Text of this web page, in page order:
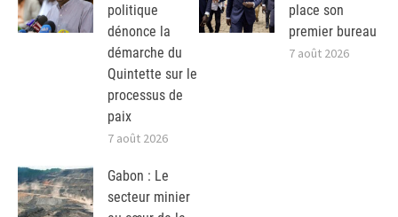
politique
dénonce la
démarche du
Quintette sur le
processus de
paix
7 août 2026
place son
premier bureau
7 août 2026
Gabon : Le
secteur minier